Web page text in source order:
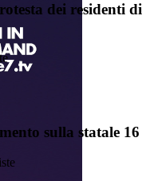
dei residenti di
sulla statale 16